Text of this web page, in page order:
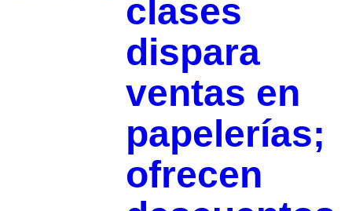
clases
dispara
ventas en
papelerías;
ofrecen